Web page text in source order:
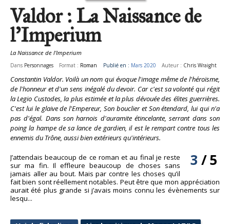
Valdor : La Naissance de
l'Imperium
La Naissance de l'Imperium
Dans Personnages Format : Roman Publié en : Mars 2020 Auteur : Chris Wraight
Constantin Valdor. Voilà un nom qui évoque l'image même de l'héroïsme,
de l'honneur et d'un sens inégalé du devoir. Car c'est sa volonté qui régit
la Legio Custodes, la plus estimée et la plus dévouée des élites guerrières.
C'est lui le glaive de l'Empereur, Son bouclier et Son étendard, lui qui n'a
pas d'égal. Dans son harnois d'auramite étincelante, serrant dans son
poing la hampe de sa lance de gardien, il est le rempart contre tous les
ennemis du Trône, aussi bien extérieurs qu'intérieurs.
3 /5
J’attendais beaucoup de ce roman et au final je reste
sur ma fin. Il effleure beaucoup de choses sans
jamais aller au bout. Mais par contre les choses qu’il
fait bien sont réellement notables. Peut être que mon appréciation
aurait été plus grande si j’avais moins connu les évènements sur
lesqu...